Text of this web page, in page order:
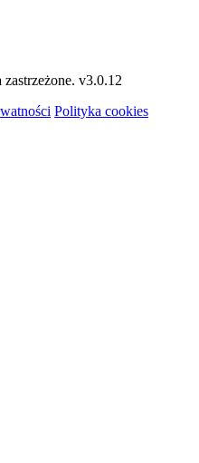
v3.0.12
Polityka cookies